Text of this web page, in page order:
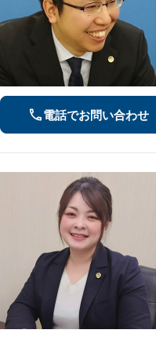
電話でお問い合わせ